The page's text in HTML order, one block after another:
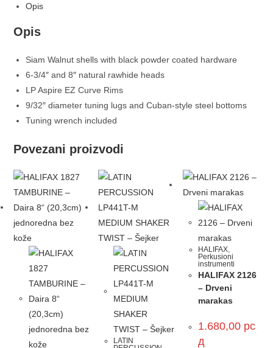
Opis
Opis
Siam Walnut shells with black powder coated hardware
6-3/4″ and 8″ natural rawhide heads
LP Aspire EZ Curve Rims
9/32″ diameter tuning lugs and Cuban-style steel bottoms
Tuning wrench included
Povezani proizvodi
LATIN
HALIFAX,
Perkusioni
instrumenti
HALIFAX 2126
– Drveni
marakas
1.680,00 рс
д